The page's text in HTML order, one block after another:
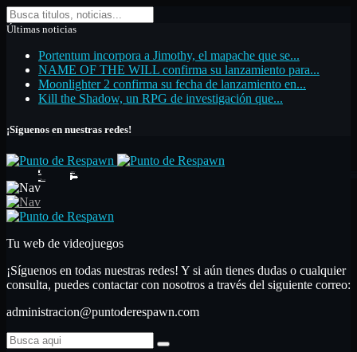
Últimas noticias
Portentum incorpora a Jimothy, el mapache que se...
NAME OF THE WILL confirma su lanzamiento para...
Moonlighter 2 confirma su fecha de lanzamiento en...
Kill the Shadow, un RPG de investigación que...
¡Síguenos en nuestras redes!
Tu web de videojuegos
¡Síguenos en todas nuestras redes! Y si aún tienes dudas o cualquier
consulta, puedes contactar con nosotros a través del siguiente correo:
administracion@puntoderespawn.com